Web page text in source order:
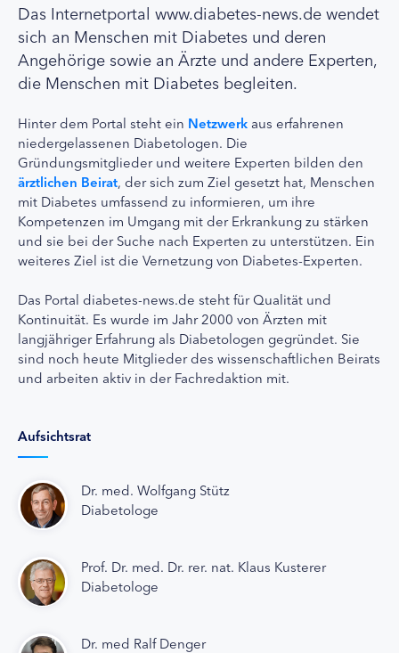
Das Internetportal www.diabetes-news.de wendet
sich an Menschen mit Diabetes und deren
Angehörige sowie an Ärzte und andere Experten,
die Menschen mit Diabetes begleiten.
Hinter dem Portal steht ein Netzwerk aus erfahrenen
niedergelassenen Diabetologen. Die
Gründungsmitglieder und weitere Experten bilden den
ärztlichen Beirat, der sich zum Ziel gesetzt hat, Menschen
mit Diabetes umfassend zu informieren, um ihre
Kompetenzen im Umgang mit der Erkrankung zu stärken
und sie bei der Suche nach Experten zu unterstützen. Ein
weiteres Ziel ist die Vernetzung von Diabetes-Experten.
Das Portal diabetes-news.de steht für Qualität und
Kontinuität. Es wurde im Jahr 2000 von Ärzten mit
langjähriger Erfahrung als Diabetologen gegründet. Sie
sind noch heute Mitglieder des wissenschaftlichen Beirats
und arbeiten aktiv in der Fachredaktion mit.
Aufsichtsrat
Dr. med. Wolfgang Stütz
Diabetologe
Prof. Dr. med. Dr. rer. nat. Klaus Kusterer
Diabetologe
Dr. med Ralf Denger